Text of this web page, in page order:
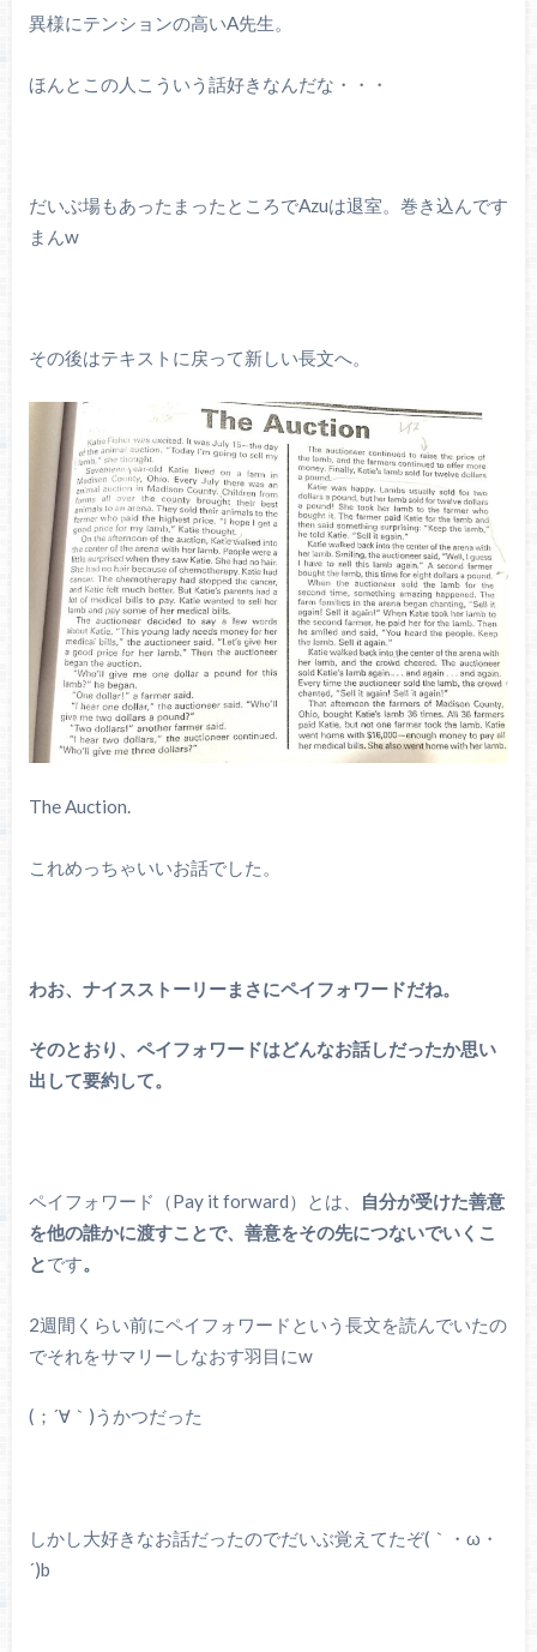
異様にテンションの高いA先生。
ほんとこの人こういう話好きなんだな・・・
だいぶ場もあったまったところでAzuは退室。巻き込んです
まんw
その後はテキストに戻って新しい長文へ。
The Auction.
これめっちゃいいお話でした。
わお、ナイスストーリーまさにペイフォワードだね。
そのとおり、ペイフォワードはどんなお話しだったか思い
出して要約して。
ペイフォワード（Pay it forward）とは、
自分が受けた善意
を他の誰かに渡すことで、善意をその先につないでいくこ
とです。
2週間くらい前にペイフォワードという長文を読んでいたの
でそれをサマリーしなおす羽目にw
(；´∀｀)うかつだった
しかし大好きなお話だったのでだいぶ覚えてたぞ(｀・ω・
´)b